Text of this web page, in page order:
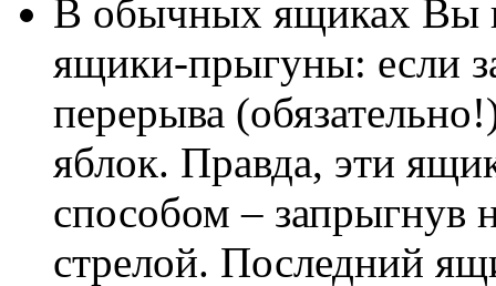
В обычных ящиках Вы
ящики-прыгуны: если
перерыва
яблок. Правда, эти
способом – запрыгнув
стрелой. Последний